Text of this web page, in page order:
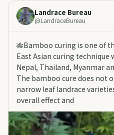
Landrace Bureau
@LandraceBureau
🎋Bamboo curing is one of
East Asian curing technique
Nepal, Thailand, Myanmar
The bamboo cure does not
narrow leaf landrace
overall effect and